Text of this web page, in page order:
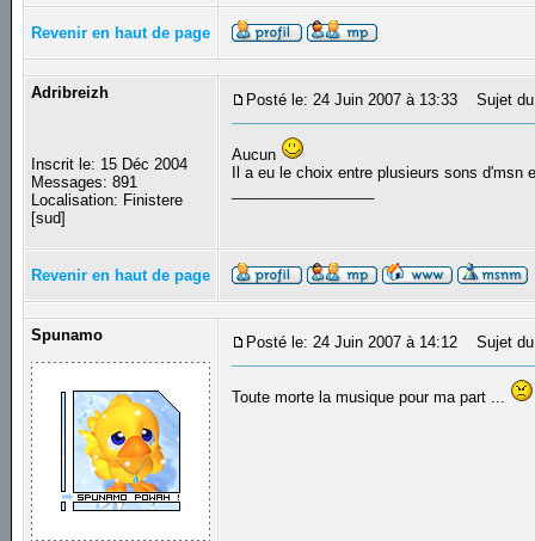
Revenir en haut de page
Adribreizh
Inscrit le: 15 Déc 2004
Messages: 891
Localisation: Finistere
[sud]
Posté le: 24 Juin 2007 à 13:33 Sujet
Aucun
Il a eu le choix entre plusieurs sons d'msn
Revenir en haut de page
Spunamo Posté le: 24 Juin 2007 à 14:12 Sujet
Toute morte la musique pour ma part ...